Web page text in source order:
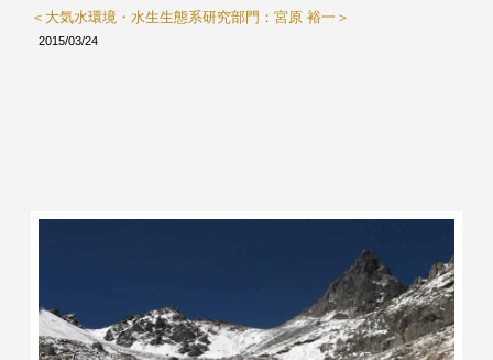
＜大気水環境・水生生態系研究部門：宮原 裕一＞
2015/03/24